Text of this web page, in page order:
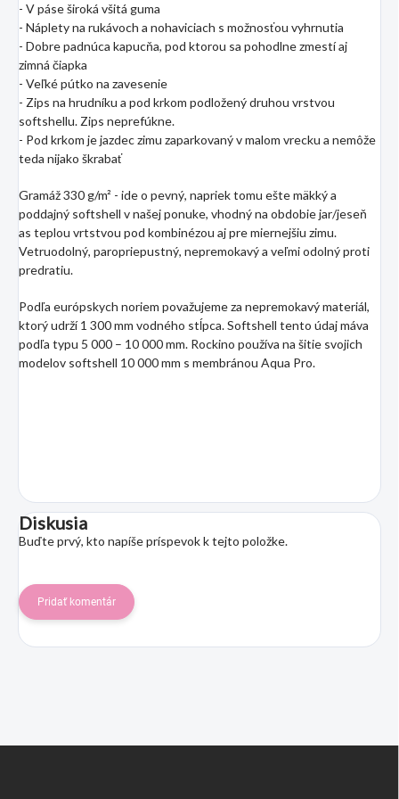
- V páse široká všitá guma
- Náplety na rukávoch a nohaviciach s možnosťou vyhrnutia
- Dobre padnúca kapucňa, pod ktorou sa pohodlne zmestí aj
zimná čiapka
- Veľké pútko na zavesenie
- Zips na hrudníku a pod krkom podložený druhou vrstvou
softshellu. Zips neprefúkne.
- Pod krkom je jazdec zimu zaparkovaný v malom vrecku a nemôže
teda nijako škrabať
Gramáž 330 g/m² - ide o pevný, napriek tomu ešte mäkký a
poddajný softshell v našej ponuke, vhodný na obdobie jar/jeseň
as teplou vrtstvou pod kombinézou aj pre miernejšiu zimu.
Vetruodolný, paropriepustný, nepremokavý a veľmi odolný proti
predratiu.
Podľa európskych noriem považujeme za nepremokavý materiál,
ktorý udrží 1 300 mm vodného stĺpca. Softshell tento údaj máva
podľa typu 5 000 – 10 000 mm. Rockino používa na šitie svojich
modelov softshell 10 000 mm s membránou Aqua Pro.
Diskusia
Buďte prvý, kto napíše príspevok k tejto položke.
Pridať komentár